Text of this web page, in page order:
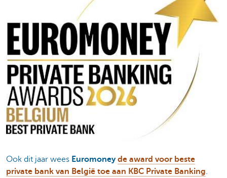
Ook dit jaar wees Euromoney de award voor beste
private bank van België toe aan KBC Private Banking.